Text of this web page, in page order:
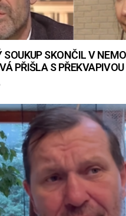
SOUKUP SKONČIL V
PŘIŠLA S PŘEKVAPIVOU